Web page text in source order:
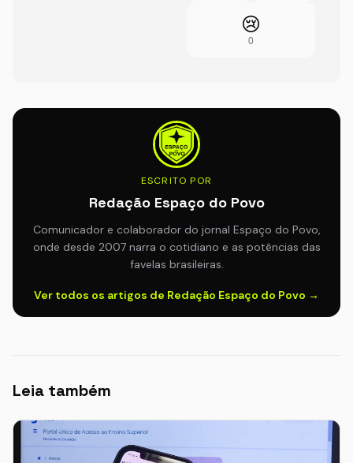
😢
0
ESCRITO POR
Redação Espaço do Povo
Comunicador e colaborador do jornal Espaço do Povo,
onde desde 2007 narra o cotidiano e as potências das
favelas brasileiras.
Ver todos os artigos de Redação Espaço do Povo →
Leia também